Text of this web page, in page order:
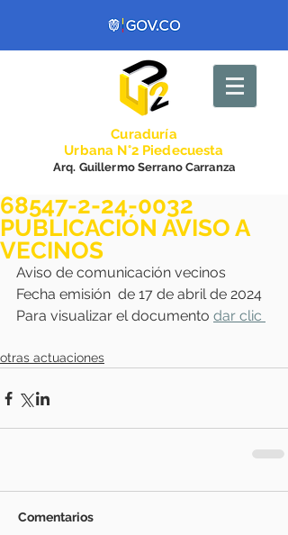
Curaduría
Urbana N°2 Piedecuesta
Arq. Guillermo Serrano Carranza
68547-2-24-0032
PUBLICACIÓN AVISO A
VECINOS
Aviso de comunicación vecinos
Fecha emisión  de 17 de abril de 2024
Para visualizar el documento dar clic
otras actuaciones
Comentarios